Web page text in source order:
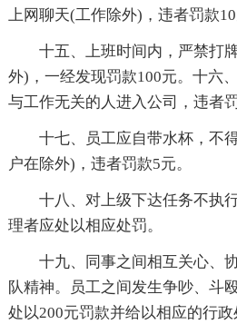
上网聊天(工作除外)，违者罚款10
十五、上班时间内，严禁打
外)，一经发现罚款100元。十六
与工作无关的人进入公司，违者罚
十七、员工应自带水杯，不
户在除外)，违者罚款5元。
十八、对上级下达任务不执
理者应处以相应处罚。
十九、同事之间相互关心、
队精神。员工之间发生争吵、斗
处以200元罚款并给以相应的行政